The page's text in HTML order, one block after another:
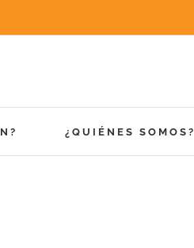
¿QUIÉNES SOMOS?